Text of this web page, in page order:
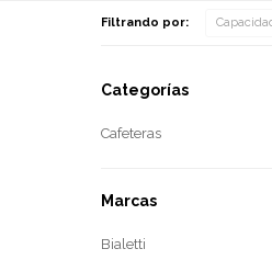
Filtrando por:
Categorías
Cafeteras
Marcas
Bialetti